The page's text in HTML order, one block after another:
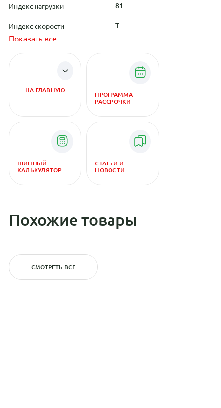
Индекс нагрузки 81
Индекс скорости T
Показать все
НА ГЛАВНУЮ
ПРОГРАММА
РАССРОЧКИ
ШИННЫЙ
КАЛЬКУЛЯТОР
СТАТЬИ И
НОВОСТИ
Похожие товары
СМОТРЕТЬ ВСЕ